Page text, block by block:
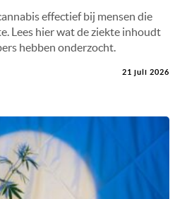
effectief bij mensen die
Lees hier wat de ziekte inhoudt
hebben onderzocht.
21 juli 2026